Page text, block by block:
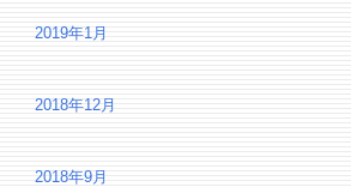
2019年1月
2018年12月
2018年9月